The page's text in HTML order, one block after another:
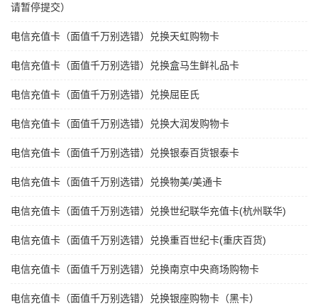
请暂停提交）
电信充值卡（面值千万别选错）兑换天虹购物卡
电信充值卡（面值千万别选错）兑换盒马生鲜礼品卡
电信充值卡（面值千万别选错）兑换屈臣氏
电信充值卡（面值千万别选错）兑换大润发购物卡
电信充值卡（面值千万别选错）兑换银泰百货银泰卡
电信充值卡（面值千万别选错）兑换物美/美通卡
电信充值卡（面值千万别选错）兑换世纪联华充值卡(杭州联华)
电信充值卡（面值千万别选错）兑换重百世纪卡(重庆百货)
电信充值卡（面值千万别选错）兑换南京中央商场购物卡
电信充值卡（面值千万别选错）兑换银座购物卡（黑卡）